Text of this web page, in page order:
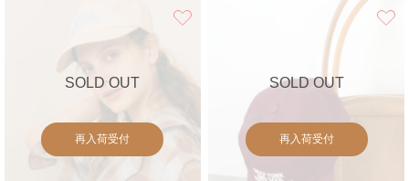
SOLD OUT
再入荷受付
SOLD OUT
再入荷受付